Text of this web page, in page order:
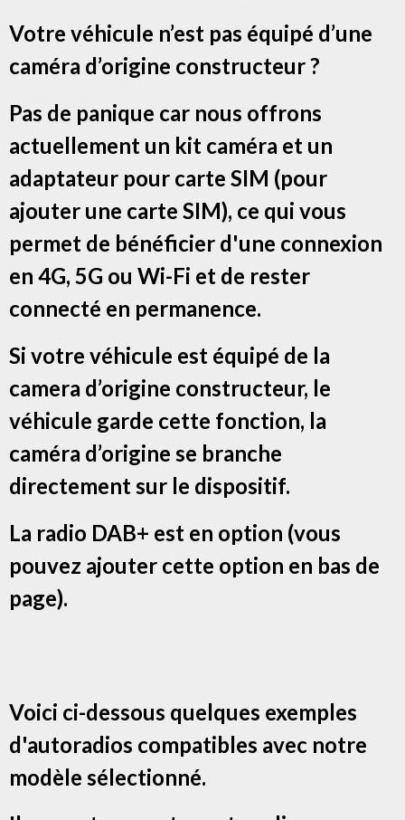
Votre véhicule n’est pas équipé d’une
caméra d’origine constructeur ?
Pas de panique car nous offrons
actuellement un kit caméra et un
adaptateur pour carte SIM (pour
ajouter une carte SIM), ce qui vous
permet de bénéficier d'une connexion
en 4G, 5G ou Wi-Fi et de rester
connecté en permanence.
Si votre véhicule est équipé de la
camera d’origine constructeur, le
véhicule garde cette fonction, la
caméra d’origine se branche
directement sur le dispositif.
La radio DAB+ est en option (vous
pouvez ajouter cette option en bas de
page).
Voici ci-dessous quelques exemples
d'autoradios compatibles avec notre
modèle sélectionné.